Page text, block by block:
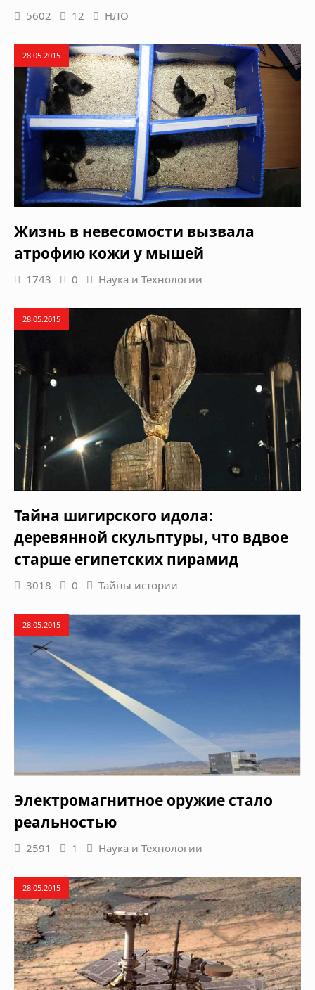
5602 12 НЛО
28.05.2015
Жизнь в невесомости вызвала
атрофию кожи у мышей
1743 0 Наука и Технологии
28.05.2015
Тайна шигирского идола:
деревянной скульптуры, что вдвое
старше египетских пирамид
3018 0 Тайны истории
28.05.2015
Электромагнитное оружие стало
реальностью
2591 1 Наука и Технологии
28.05.2015